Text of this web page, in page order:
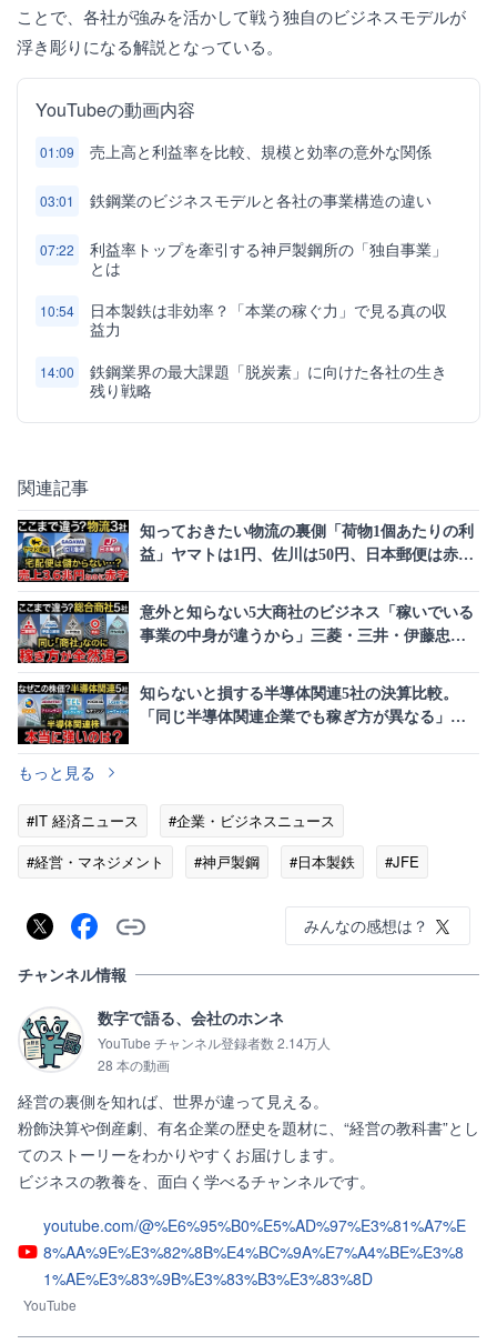
ことで、各社が強みを活かして戦う独自のビジネスモデルが
浮き彫りになる解説となっている。
YouTubeの動画内容
01:09 売上高と利益率を比較、規模と効率の意外な関係
03:01 鉄鋼業のビジネスモデルと各社の事業構造の違い
07:22
利益率トップを牽引する神戸製鋼所の「独自事業」
とは
10:54
日本製鉄は非効率？「本業の稼ぐ力」で見る真の収
益力
14:00
鉄鋼業界の最大課題「脱炭素」に向けた各社の生き
残り戦略
関連記事
知っておきたい物流の裏側「荷物1個あたりの利
益」ヤマトは1円、佐川は50円、日本郵便は赤字
意外と知らない5大商社のビジネス「稼いでいる
事業の中身が違うから」三菱・三井・伊藤忠・
知らないと損する半導体関連5社の決算比較。
「同じ半導体関連企業でも稼ぎ方が異なる」理
もっと見る
#IT 経済ニュース
#企業・ビジネスニュース
#経営・マネジメント
#神戸製鋼 #日本製鉄 #JFE
みんなの感想は？
チャンネル情報
数字で語る、会社のホンネ
YouTube チャンネル登録者数 2.14万人
28 本の動画
経営の裏側を知れば、世界が違って見える。
粉飾決算や倒産劇、有名企業の歴史を題材に、“経営の教科書”とし
てのストーリーをわかりやすくお届けします。
ビジネスの教養を、面白く学べるチャンネルです。
youtube.com/@%E6%95%B0%E5%AD%97%E3%81%A7%E
8%AA%9E%E3%82%8B%E4%BC%9A%E7%A4%BE%E3%8
1%AE%E3%83%9B%E3%83%B3%E3%83%8D
YouTube